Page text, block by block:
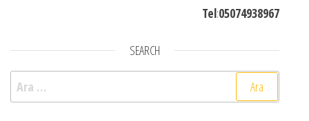
Tel:05074938967
SEARCH
Arama: